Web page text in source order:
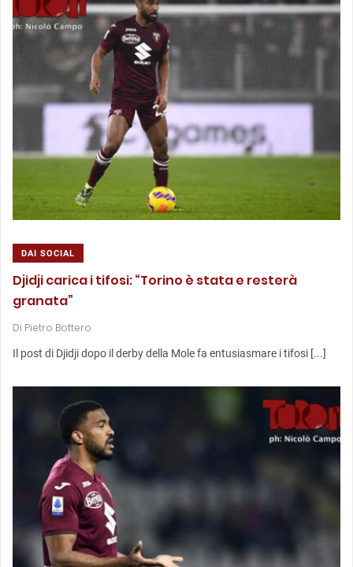
DAI SOCIAL
Djidji carica i tifosi: “Torino è stata e resterà
granata”
Di Pietro Bottero
Il post di Djidji dopo il derby della Mole fa entusiasmare i tifosi [...]